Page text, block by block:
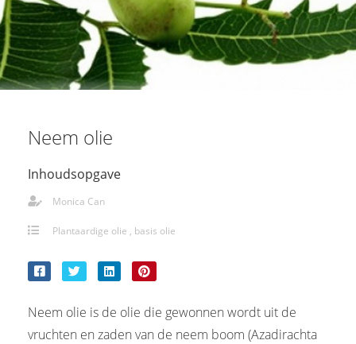
Neem olie
Inhoudsopgave
Monica Can
Plantaardige olie , basis olie
Neem olie is de olie die gewonnen wordt uit de
vruchten en zaden van de neem boom (Azadirachta